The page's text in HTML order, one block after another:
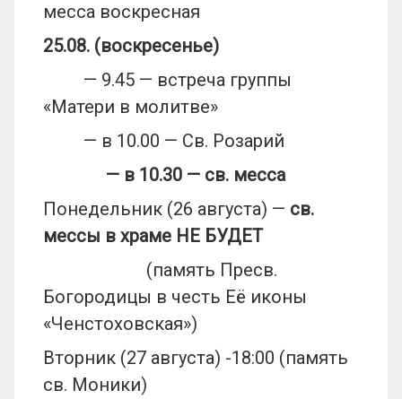
месса воскресная
25.08. (воскресенье)
— 9.45 — встреча группы
«Матери в молитве»
— в 10.00 — Св. Розарий
— в 10.30 — св. месса
Понедельник (26 августа) — св.
мессы в храме НЕ БУДЕТ
(память Пресв.
Богородицы в честь Её иконы
«Ченстоховская»)
Вторник (27 августа) -18:00 (память
св. Моники)